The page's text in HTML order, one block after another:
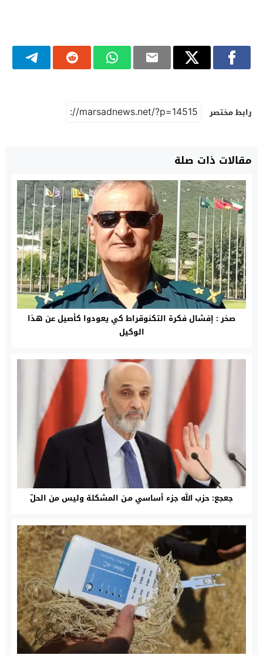
رابط مختصر
مقالات ذات صلة
صخر : إفشال فكرة التكنوقراط كي يعودوا كأصيل عن هذا
الوكيل
جعجع: حزب الله جزء أساسي مـن المشكلة وليس من الحلّ